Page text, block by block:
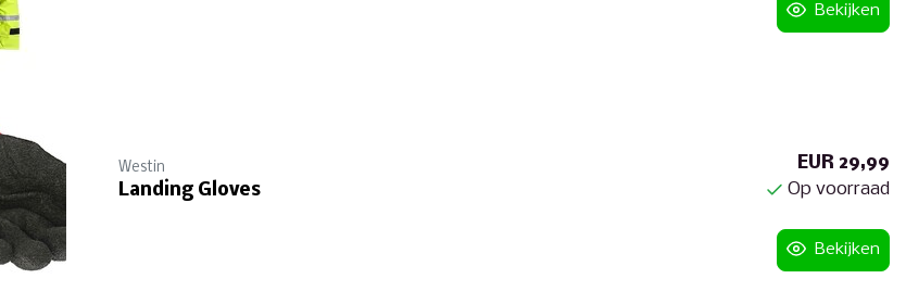
Bekijken
Westin
Landing Gloves
EUR 29,99
Op voorraad
Bekijken